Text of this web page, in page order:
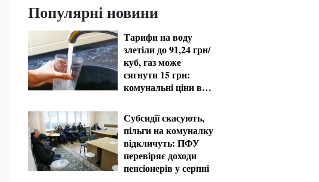
Популярні новини
Тарифи на воду
злетіли до 91,24 грн/
куб, газ може
сягнути 15 грн:
комунальні ціни в
Субсидії скасують,
пільги на комуналку
відкличуть: ПФУ
перевіряє доходи
пенсіонерів у серпні